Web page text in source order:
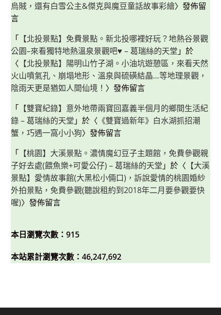
烏賊，還有白雪公主&傑克與魔豆童話故事彩繪〉發佈留
言
「 【北投景點】免費景點。新北投哪裡好玩？地熱谷景觀
公園–來看獨特地熱溫泉景觀吧♥ – 葛瑞絲的天堂 」於
〈 【北投景點】陽明山竹子湖。小油坑遊憩區，來看天然
火山噴氣孔、崩塌地形、溫泉與硫磺結晶…等地理景觀，
陰雨天更是猶如人間仙境！ 〉發佈留言
「 【雙寶紀錄】意外地帶兩寶回嘉義半個月的鄉間生活紀
錄 – 葛瑞絲的天堂 」於〈 《雙寶過新年》白水湖抓招潮
蟹，巧遇一窩小小狗〉發佈留言
「 【桃園】大溪景點。濃情魔幻豆子主題館，免費參觀親
子好去處(餵魚樂+可愛公仔) – 葛瑞絲的天堂 」於〈 【大溪
景點】愛情故事館(大黑松小倆口)，訴說愛情的桃園婚紗
外拍景點，免費參觀(聽說租約到2018年二月要參觀要快
喔)〉發佈留言
本日瀏覽次數：915
本站累計瀏覽次數：46,247,692